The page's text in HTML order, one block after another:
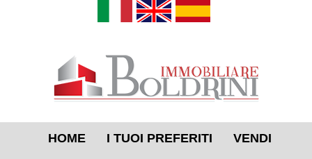
HOME I TUOI PREFERITI VENDI